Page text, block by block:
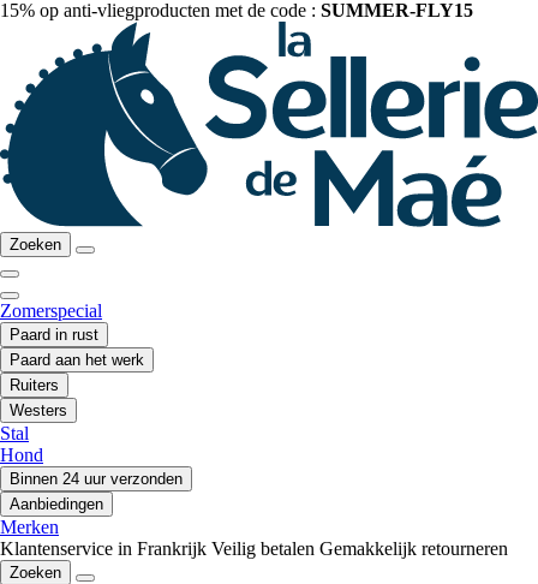
15% op anti-vliegproducten met de code : SUMMER-FLY15
Zoeken
Zomerspecial
Paard in rust
Paard aan het werk
Ruiters
Westers
Stal
Hond
Binnen 24 uur verzonden
Aanbiedingen
Merken
Klantenservice in Frankrijk Veilig betalen Gemakkelijk retourneren
Zoeken